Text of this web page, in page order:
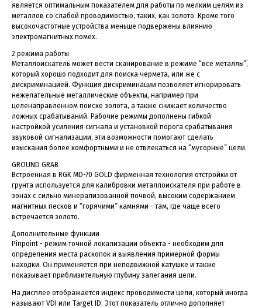
является оптимальным показателем для работы по мелким целям из
металлов со слабой проводимостью, таких, как золото. Кроме того
высокочастотные устройства меньше подвержены влиянию
электромагнитных помех.
2 режима работы
Металлоискатель может вести сканирование в режиме “все металлы”,
который хорошо подходит для поиска чермета, или же с
дискриминацией. Функция дискриминации позволяет игнорировать
нежелательные металлические объекты, например при
целенаправленном поиске золота, а также снижает количество
ложных срабатываний. Рабочие режимы дополнены гибкой
настройкой усиления сигнала и установкой порога срабатывания
звуковой сигнализации, эти возможности помогают сделать
изыскания более комфортными и не отвлекаться на “мусорные” цели.
GROUND GRAB
Встроенная в RGK MD-70 GOLD фирменная технология отстройки от
грунта используется для калибровки металлоискателя при работе в
зонах с сильно минерализованной почвой, высоким содержанием
магнитных песков и “горячими” камнями - там, где чаще всего
встречается золото.
Дополнительные функции
Pinpoint - режим точной локализации объекта - необходим для
определения места раскопок и выявления примерной формы
находки. Он применяется при неподвижной катушке и также
показывает приблизительную глубину залегания цели.
На дисплее отображается индекс проводимости цели, который иногда
называют VDI или Target ID. Этот показатель отлично дополняет